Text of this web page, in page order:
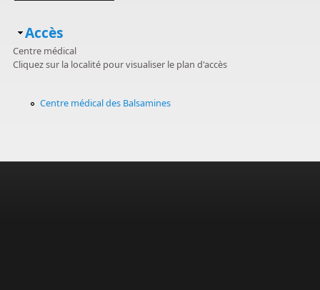
Masquer
Accès
Centre médical
Cliquez sur la localité pour visualiser le plan d'accès
Centre médical des Balsamines